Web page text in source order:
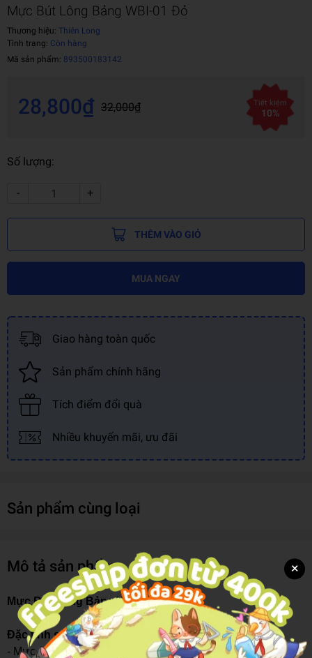
Mực Bút Lông Bảng WBI-01 Đỏ
Thương hiệu: Thiên Long
Tình trạng: Còn hàng
Mã sản phẩm: 893500183142
28,800₫ 32,000₫ Tiết kiệm
10%
Số lượng:
- +
THÊM VÀO GIỎ
MUA NGAY
Giao hàng toàn quốc
Sản phẩm chính hãng
Tích điểm đổi quà
Nhiều khuyến mãi, ưu đãi
Sản phẩm cùng loại
Mô tả sản phẩm
Mực Bút Lông Bảng WBI-01 Đỏ
Đặc tính sản phẩm :
- Mực sử dụng cho bút lông bảng.
×